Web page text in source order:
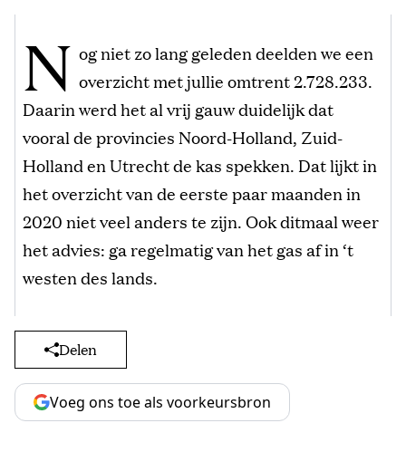
N og niet zo lang geleden deelden we een
overzicht met jullie omtrent 2.728.233.
Daarin werd het al vrij gauw duidelijk dat
vooral de provincies Noord-Holland, Zuid-
Holland en Utrecht de kas spekken. Dat lijkt in
het overzicht van de eerste paar maanden in
2020 niet veel anders te zijn. Ook ditmaal weer
het advies: ga regelmatig van het gas af in ‘t
westen des lands.
Delen
Voeg ons toe als voorkeursbron